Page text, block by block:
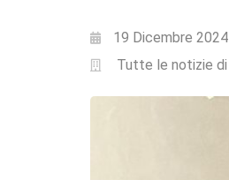
19 Dicembre 2024
Tutte le notizie di